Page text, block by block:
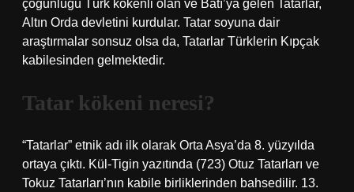
çoğunluğu Türk kökenli olan ve Batı’ya gelen Tatarlar,
Altın Orda devletini kurdular. Tatar soyuna dair
araştırmalar sonsuz olsa da, Tatarlar Türklerin Kıpçak
kabilesinden gelmektedir.
Tatar kökeni neresi?
“Tatarlar” etnik adı ilk olarak Orta Asya’da 8. yüzyılda
ortaya çıktı. Kül-Tigin yazıtında (723) Otuz Tatarları ve
Tokuz Tatarları’nın kabile birliklerinden bahsedilir. 13.